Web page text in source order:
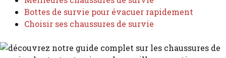
Bottes de survie pour évacuer rapidement
Choisir ses chaussures de survie